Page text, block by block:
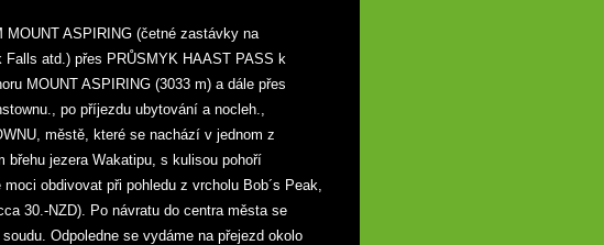
ASPIRING (četné zastávky na
atd.) přes PRŮSMYK HAAST PASS k
MOUNT ASPIRING (3033 m) a dále přes
po příjezdu ubytování a nocleh.,
městě, které se nachází v jednom z
jezera Wakatipu, s kulisou pohoří
obdivovat při pohledu z vrcholu Bob´s Peak,
30.-NZD). Po návratu do centra města se
Odpoledne se vydáme na přejezd okolo